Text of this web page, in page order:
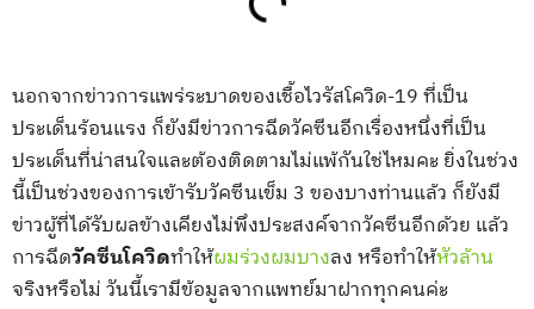
นอกจากข่าวการแพร่ระบาดของเชื้อไวรัสโควิด-19 ที่เป็น
ประเด็นร้อนแรง ก็ยังมีข่าวการฉีดวัคซีนอีกเรื่องหนึ่งที่เป็น
ประเด็นที่น่าสนใจและต้องติดตามไม่แพ้กันใช่ไหมคะ ยิ่งในช่วง
นี้เป็นช่วงของการเข้ารับวัคซีนเข็ม 3 ของบางท่านแล้ว ก็ยังมี
ข่าวผู้ที่ได้รับผลข้างเคียงไม่พึงประสงค์จากวัคซีนอีกด้วย แล้ว
การฉีดวัคซีนโควิดทำให้ผมร่วงผมบางลง หรือทำให้หัวล้าน
จริงหรือไม่ วันนี้เรามีข้อมูลจากแพทย์มาฝากทุกคนค่ะ